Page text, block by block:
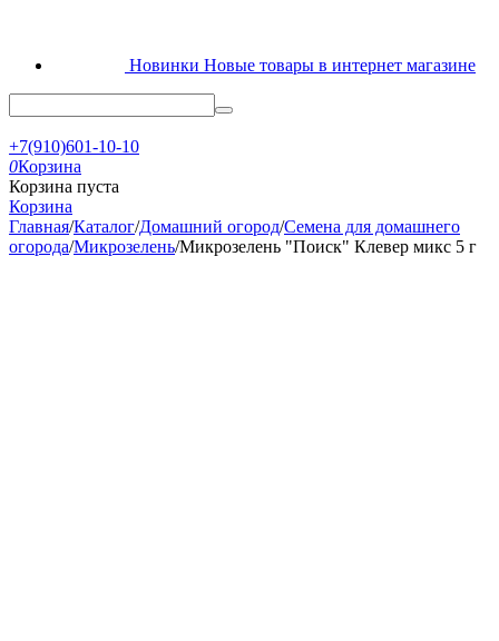
Новинки Новые товары в интернет магазине
+7(910)601-10-10
0Корзина
Корзина пуста
Корзина
Главная/Каталог/Домашний огород/Семена для домашнего
огорода/Микрозелень/Микрозелень "Поиск" Клевер микс 5 г